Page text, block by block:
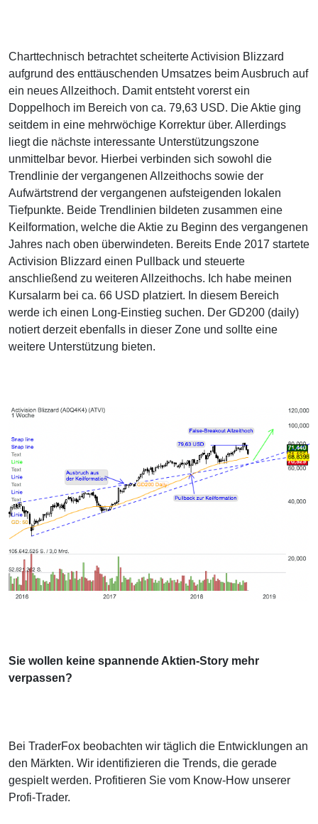
Charttechnisch betrachtet scheiterte Activision Blizzard
aufgrund des enttäuschenden Umsatzes beim Ausbruch auf
ein neues Allzeithoch. Damit entsteht vorerst ein
Doppelhoch im Bereich von ca. 79,63 USD. Die Aktie ging
seitdem in eine mehrwöchige Korrektur über. Allerdings
liegt die nächste interessante Unterstützungszone
unmittelbar bevor. Hierbei verbinden sich sowohl die
Trendlinie der vergangenen Allzeithochs sowie der
Aufwärtstrend der vergangenen aufsteigenden lokalen
Tiefpunkte. Beide Trendlinien bildeten zusammen eine
Keilformation, welche die Aktie zu Beginn des vergangenen
Jahres nach oben überwindeten. Bereits Ende 2017 startete
Activision Blizzard einen Pullback und steuerte
anschließend zu weiteren Allzeithochs. Ich habe meinen
Kursalarm bei ca. 66 USD platziert. In diesem Bereich
werde ich einen Long-Einstieg suchen. Der GD200 (daily)
notiert derzeit ebenfalls in dieser Zone und sollte eine
weitere Unterstützung bieten.
Sie wollen keine spannende Aktien-Story mehr
verpassen?
Bei TraderFox beobachten wir täglich die Entwicklungen an
den Märkten. Wir identifizieren die Trends, die gerade
gespielt werden. Profitieren Sie vom Know-How unserer
Profi-Trader.